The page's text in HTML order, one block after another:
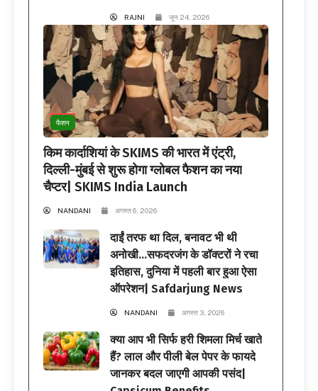
RAJNI जून 24, 2026
फैशन
किम कार्दाशियां के SKIMS की भारत में एंट्री,
दिल्ली-मुंबई से शुरू होगा ग्लोबल फैशन का नया
चैप्टर| SKIMS India Launch
NANDANI अगस्त 6, 2026
दाईं तरफ था दिल, बनावट भी थी
अनोखी…सफदरजंग के डॉक्टरों ने रचा
इतिहास, दुनिया में पहली बार हुआ ऐसा
ऑपरेशन| Safdarjung News
NANDANI अगस्त 3, 2026
क्या आप भी सिर्फ हरी शिमला मिर्च खाते
हैं? लाल और पीली बेल पेपर के फायदे
जानकर बदल जाएगी आपकी पसंद|